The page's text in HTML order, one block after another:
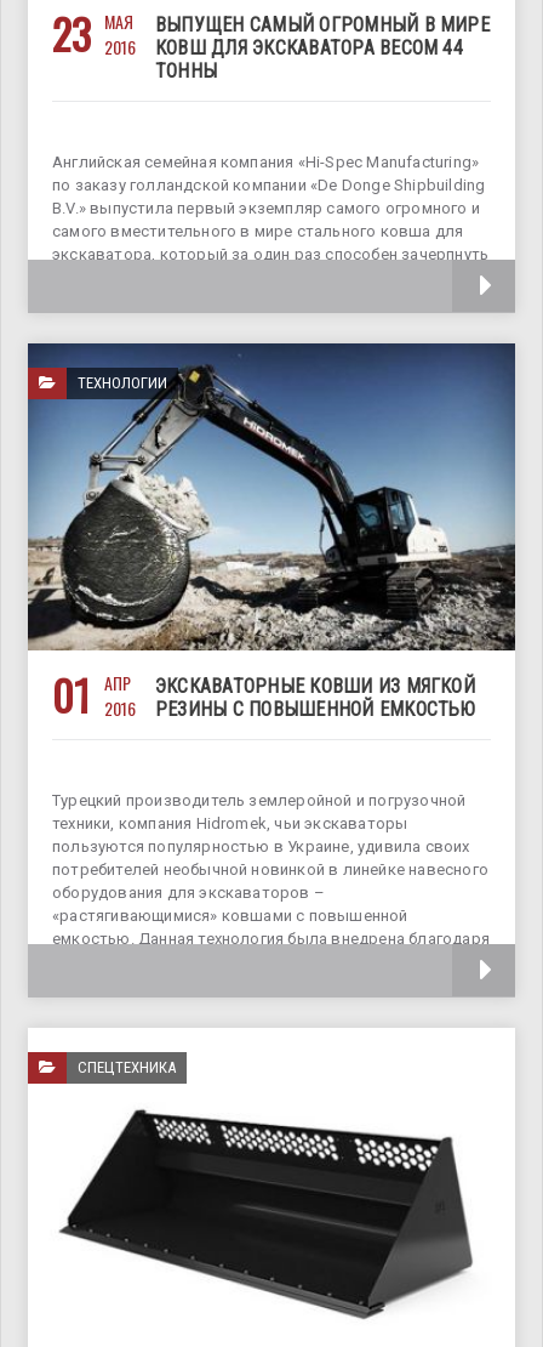
23 МАЯ
2016
ВЫПУЩЕН САМЫЙ ОГРОМНЫЙ В МИРЕ
КОВШ ДЛЯ ЭКСКАВАТОРА ВЕСОМ 44
ТОННЫ
Английская семейная компания «Hi-Spec Manufacturing»
по заказу голландской компании «De Donge Shipbuilding
B.V.» выпустила первый экземпляр самого огромного и
самого вместительного в мире стального ковша для
экскаватора, который за один раз способен зачерпнуть
ТЕХНОЛОГИИ
01
АПР
2016
ЭКСКАВАТОРНЫЕ КОВШИ ИЗ МЯГКОЙ
РЕЗИНЫ С ПОВЫШЕННОЙ ЕМКОСТЬЮ
Турецкий производитель землеройной и погрузочной
техники, компания Hidromek, чьи экскаваторы
пользуются популярностью в Украине, удивила своих
потребителей необычной новинкой в линейке навесного
оборудования для экскаваторов –
«растягивающимися» ковшами с повышенной
емкостью. Данная технология была внедрена благодаря
СПЕЦТЕХНИКА